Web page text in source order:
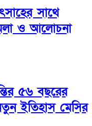
সাথে
ও আলোচনা
৫৬ বছরের
ইতিহাস মেসির